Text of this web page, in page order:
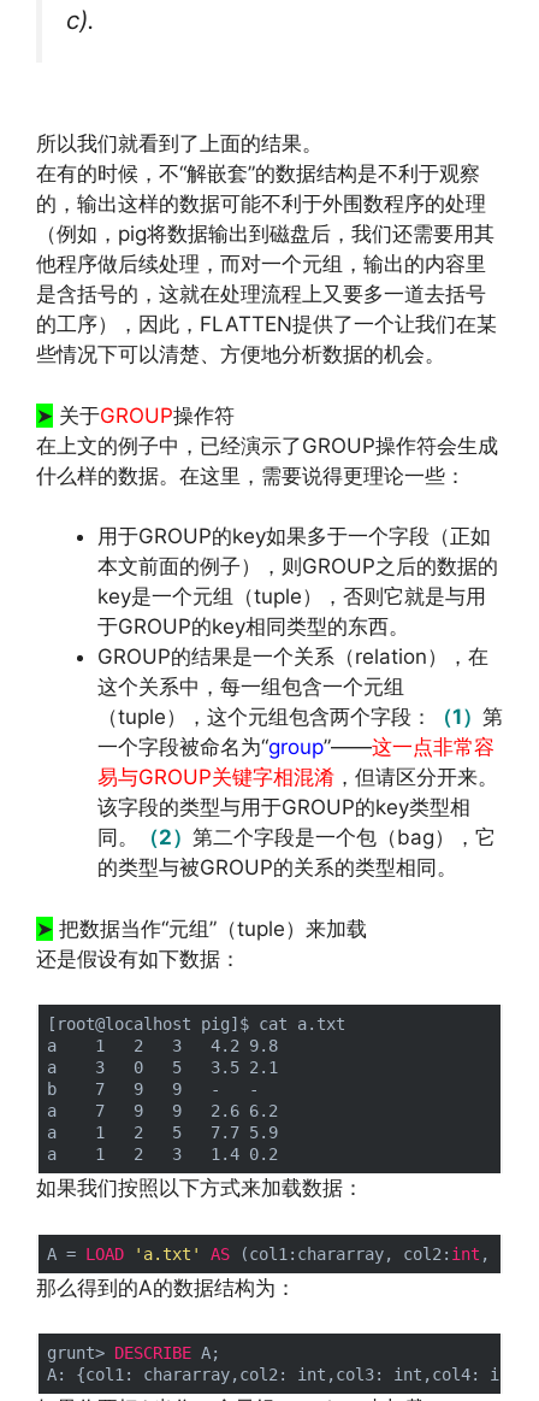
c).
所以我们就看到了上面的结果。
在有的时候，不“解嵌套”的数据结构是不利于观察
的，输出这样的数据可能不利于外围数程序的处理
（例如，pig将数据输出到磁盘后，我们还需要用其
他程序做后续处理，而对一个元组，输出的内容里
是含括号的，这就在处理流程上又要多一道去括号
的工序），因此，FLATTEN提供了一个让我们在某
些情况下可以清楚、方便地分析数据的机会。
➤ 关于GROUP操作符
在上文的例子中，已经演示了GROUP操作符会生成
什么样的数据。在这里，需要说得更理论一些：
用于GROUP的key如果多于一个字段（正如
本文前面的例子），则GROUP之后的数据的
key是一个元组（tuple），否则它就是与用
于GROUP的key相同类型的东西。
GROUP的结果是一个关系（relation），在
这个关系中，每一组包含一个元组
（tuple），这个元组包含两个字段：
（1） 第
一个字段被命名为“group”——这一点非常容
易与GROUP关键字相混淆 ，但请区分开来。
该字段的类型与用于GROUP的key类型相
同。
（2） 第二个字段是一个包（bag），它
的类型与被GROUP的关系的类型相同。
➤ 把数据当作“元组”（tuple）来加载
还是假设有如下数据：
[root@localhost pig]$ cat a.txt
a    1   2   3   4.2 9.8
a    3   0   5   3.5 2.1
b    7   9   9   -   -
a    7   9   9   2.6 6.2
a    1   2   5   7.7 5.9
如果我们按照以下方式来加载数据：
A = LOAD 'a.txt' AS (col1:chararray, col2: int ,
那么得到的A的数据结构为：
grunt> DESCRIBE A;